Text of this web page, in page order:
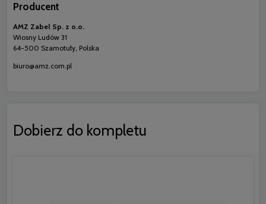
Producent
AMZ Zabel Sp. z o.o.
Wiosny Ludów 31
64-500 Szamotuły, Polska
biuro@amz.com.pl
Dobierz do kompletu